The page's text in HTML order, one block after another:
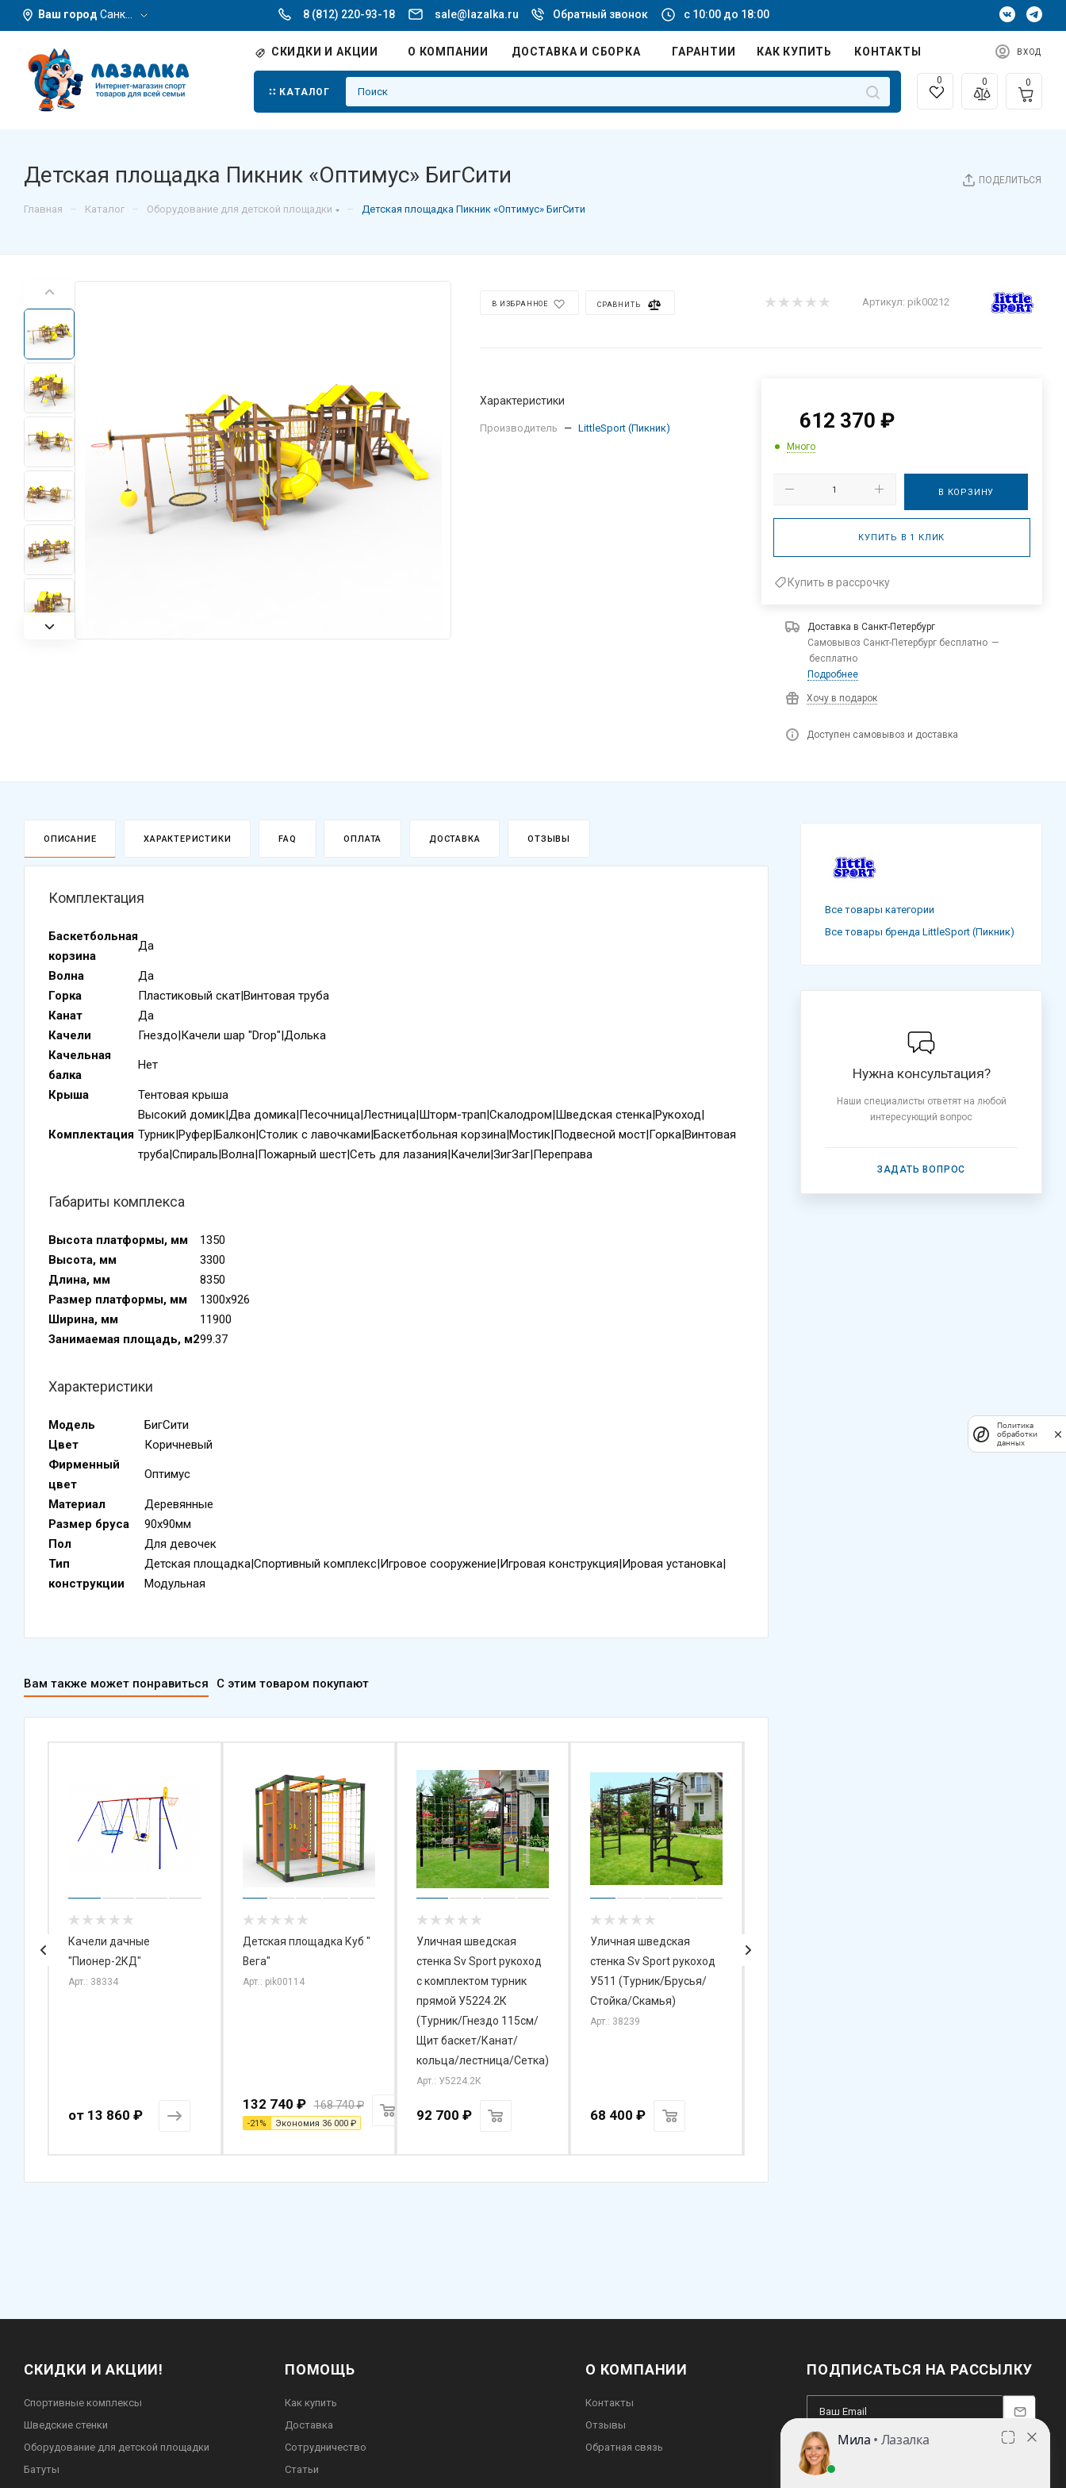
Ваш город Санкт-Петербург 8 (812) 220-93-18 sale@lazalka.ru Обратный звонок с 10:00 до 18:00
СКИДКИ И АКЦИИ О КОМПАНИИ ДОСТАВКА И СБОРКА ГАРАНТИИ КАК КУПИТЬ КОНТАКТЫ ВХОД
КАТАЛОГ
0 0 0
ПОДЕЛИТЬСЯ
Детская площадка Пикник «Оптимус» БигСити
Главная – Каталог – Оборудование для детской площадки – Детская площадка Пикник «Оптимус» БигСити
В ИЗБРАННОЕ СРАВНИТЬ Артикул: pik00212
Характеристики
Производитель — LittleSport (Пикник) 612 370 ₽
Много
В КОРЗИНУ
КУПИТЬ В 1 КЛИК
Купить в рассрочку
Доставка в Санкт-Петербург
Самовывоз Санкт-Петербург бесплатно —
бесплатно
Подробнее
Хочу в подарок
Доступен самовывоз и доставка
ОПИСАНИЕ ХАРАКТЕРИСТИКИ FAQ ОПЛАТА ДОСТАВКА ОТЗЫВЫ
Комплектация
Баскетбольная
корзина
Да
Волна
Да
Горка
Пластиковый скат|Винтовая труба
Канат
Да
Качели
Гнездо|Качели шар "Drop"|Долька
Качельная
балка
Нет
Крыша Тентовая крыша
Комплектация
Высокий домик|Два домика|Песочница|Лестница|Шторм-трап|Скалодром|Шведская стенка|Рукоход|
Турник|Руфер|Балкон|Столик с лавочками|Баскетбольная корзина|Мостик|Подвесной мост|Горка|Винтовая
труба|Спираль|Волна|Пожарный шест|Сеть для лазания|Качели|ЗигЗаг|Переправа
Габариты комплекса
Высота платформы, мм
1350
Высота, мм
3300
Длина, мм
8350
Размер платформы, мм
1300х926
Ширина, мм
11900
Занимаемая площадь, м299.37
Характеристики
Модель
БигСити
Цвет
Коричневый
Фирменный
цвет
Оптимус
Материал
Деревянные
Размер бруса
90х90мм
Пол
Для девочек
Тип
конструкции
Детская площадка|Спортивный комплекс|Игровое сооружение|Игровая конструкция|Ировая установка|
Модульная
Вам также может понравиться С этим товаром покупают
Качели дачные
"Пионер-2КД"
Арт.: 38334
от 13 860 ₽
Детская площадка Куб "
Вега"
Арт.: pik00114
132 740 ₽ 168 740₽
-21 % Экономия 36 000₽
Уличная шведская
стенка Sv Sport рукоход
с комплектом турник
прямой У5224.2К
(Турник/Гнездо 115см/
Щит баскет/Канат/
кольца/лестница/Сетка)
Арт.: У5224.2К
92 700 ₽
Уличная шведская
стенка Sv Sport рукоход
У511 (Турник/Брусья/
Стойка/Скамья)
Арт.: 38239
68 400 ₽
Все товары категории
Все товары бренда LittleSport (Пикник)
Нужна консультация?
Наши специалисты ответят на любой
интересующий вопрос
ЗАДАТЬ ВОПРОС
СКИДКИ И АКЦИИ!
Спортивные комплексы
Шведские стенки
Оборудование для детской площадки
Батуты
ПОМОЩЬ
Как купить
Доставка
Сотрудничество
Статьи
О КОМПАНИИ
Контакты
Отзывы
Обратная связь
ПОДПИСАТЬСЯ НА РАССЫЛКУ
8 (812) 220-93-18
Политика
обработки
данных